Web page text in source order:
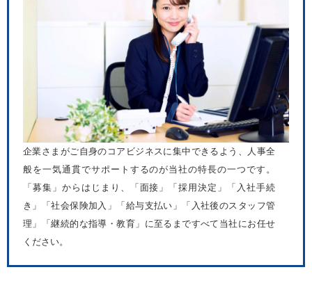
企業さまがご自身のコアビジネスに集中できるよう、人事全
般を一気通貫でサポートするのが当社の特長の一つです。
「募集」からはじまり、「面接」「採用決定」「入社手続
き」「社会保険加入」「給与支払い」「入社後のスタッフ管
理」「継続的な指導・教育」に至るまですべて当社にお任せ
ください。